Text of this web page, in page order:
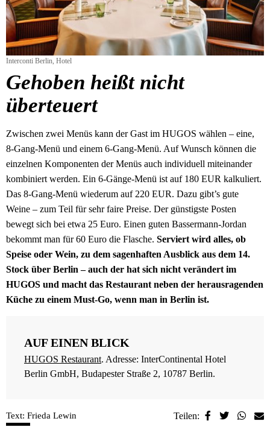
Interconti Berlin, Hotel
Gehoben heißt nicht
überteuert
Zwischen zwei Menüs kann der Gast im HUGOS wählen – eine,
8-Gang-Menü und einem 6-Gang-Menü. Auf Wunsch können die
einzelnen Komponenten der Menüs auch individuell miteinander
kombiniert werden. Ein 6-Gänge-Menü ist auf 180 EUR kalkuliert.
Das 8-Gang-Menü wiederum auf 220 EUR. Dazu gibt’s gute
Weine – zum Teil für sehr faire Preise. Der günstigste Posten
bewegt sich bei etwa 25 Euro. Einen guten Bassermann-Jordan
bekommt man für 60 Euro die Flasche. Serviert wird alles, ob
Speise oder Wein, zu dem sagenhaften Ausblick aus dem 14.
Stock über Berlin – auch der hat sich nicht verändert im
HUGOS und macht das Restaurant neben der herausragenden
Küche zu einem Must-Go, wenn man in Berlin ist.
AUF EINEN BLICK
HUGOS Restaurant. Adresse: InterContinental Hotel
Berlin GmbH, Budapester Straße 2, 10787 Berlin.
Text: Frieda Lewin Teilen: